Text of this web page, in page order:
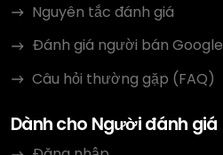
Nguyên tắc đánh giá
Đánh giá người bán Google
Câu hỏi thường gặp (FAQ)
Dành cho Người đánh giá